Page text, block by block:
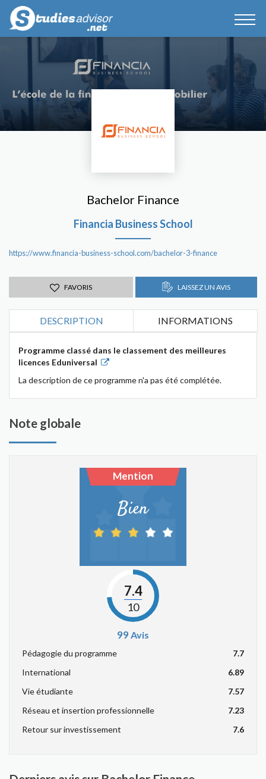
Bachelor Finance
Financia Business School
https://www.financia-business-school.com/bachelor-3-finance
FAVORIS LAISSEZ UN AVIS
DESCRIPTION INFORMATIONS
Programme classé dans le classement des meilleures
licences Eduniversal
La description de ce programme n'a pas été complétée.
Note globale
Mention
Bien
7.4
10
99Avis
Pédagogie du programme
7.7
International
6.89
Vie étudiante
7.57
Réseau et insertion professionnelle
7.23
Retour sur investissement
7.6